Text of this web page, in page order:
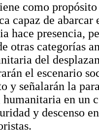
como
capaz de
hace presencia,
otras categorías
del
el escenario
y señalarán la
en un
y descenso